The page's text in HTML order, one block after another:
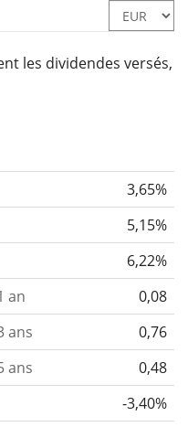
les dividendes versés,
3,65%
5,15%
6,22%
an
0,08
ans
0,76
ans
0,48
-3,40%